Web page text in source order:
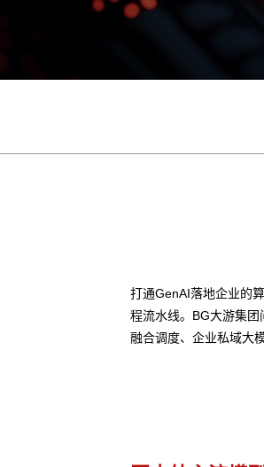
打通GenAI落地企业的
程流水线。BG大游集
融合调度、企业私域大